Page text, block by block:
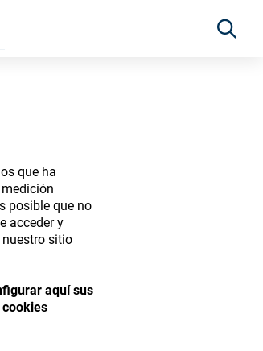
que ha
posible que no
acceder y
sitio
aquí sus
ophthalmic